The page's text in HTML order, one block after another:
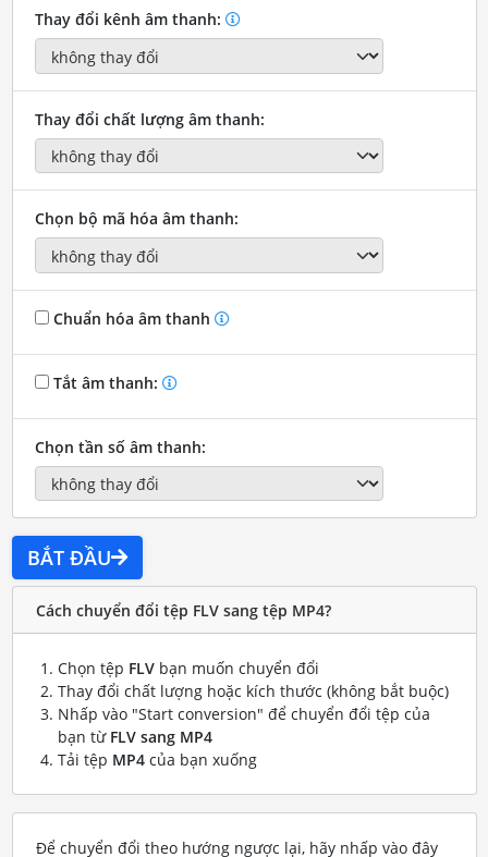
Thay đổi kênh âm thanh:
Thay đổi chất lượng âm thanh:
Chọn bộ mã hóa âm thanh:
Chuẩn hóa âm thanh
Tắt âm thanh:
Chọn tần số âm thanh:
BẮT ĐẦU
Cách chuyển đổi tệp FLV sang tệp MP4?
Chọn tệp FLVbạn muốn chuyển đổi
Thay đổi chất lượng hoặc kích thước (không bắt buộc)
Nhấp vào "Start conversion" để chuyển đổi tệp của
bạn từ FLV sang MP4
Tải tệp MP4của bạn xuống
Để chuyển đổi theo hướng ngược lại, hãy nhấp vào đây